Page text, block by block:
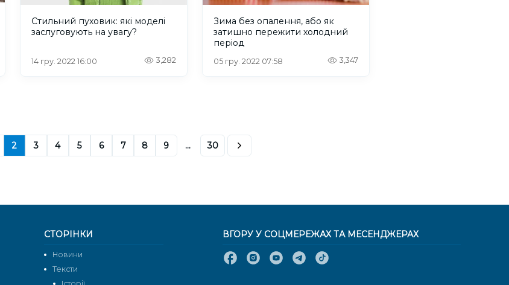
Стильний пуховик: які моделі
заслуговують на увагу?
14 гру. 2022 16:00 3,282
Зима без опалення, або як
затишно пережити холодний
період
05 гру. 2022 07:58 3,347
2 3 4 5 6 7 8 9 ... 30
СТОРІНКИ
Новини
Тексти
ВГОРУ У СОЦМЕРЕЖАХ ТА МЕСЕНДЖЕРАХ